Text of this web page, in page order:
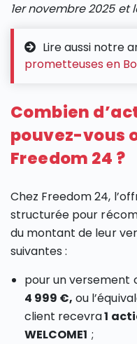
1er novembre 2025 et
Lire aussi notre
prometteuses en
Combien
pouvez-vous
Freedom 24 ?
Chez Freedom 24,
structurée pour
du montant de leur
suivantes :
pour un versement
4 999 €, ou
client recevra1
WELCOME1;